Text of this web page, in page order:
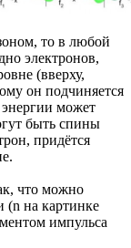
то в любой
электронов,
(вверху,
он подчиняется
может
быть спины
придётся
что можно
(n на картинке
импульса